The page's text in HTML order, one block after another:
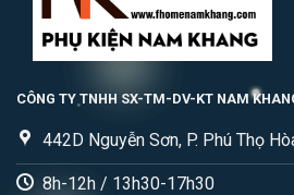
CÔNG TY TNHH SX-TM-DV-KT NAM
442D Nguyễn Sơn, P. Phú Thọ
8h-12h / 13h30-17h30